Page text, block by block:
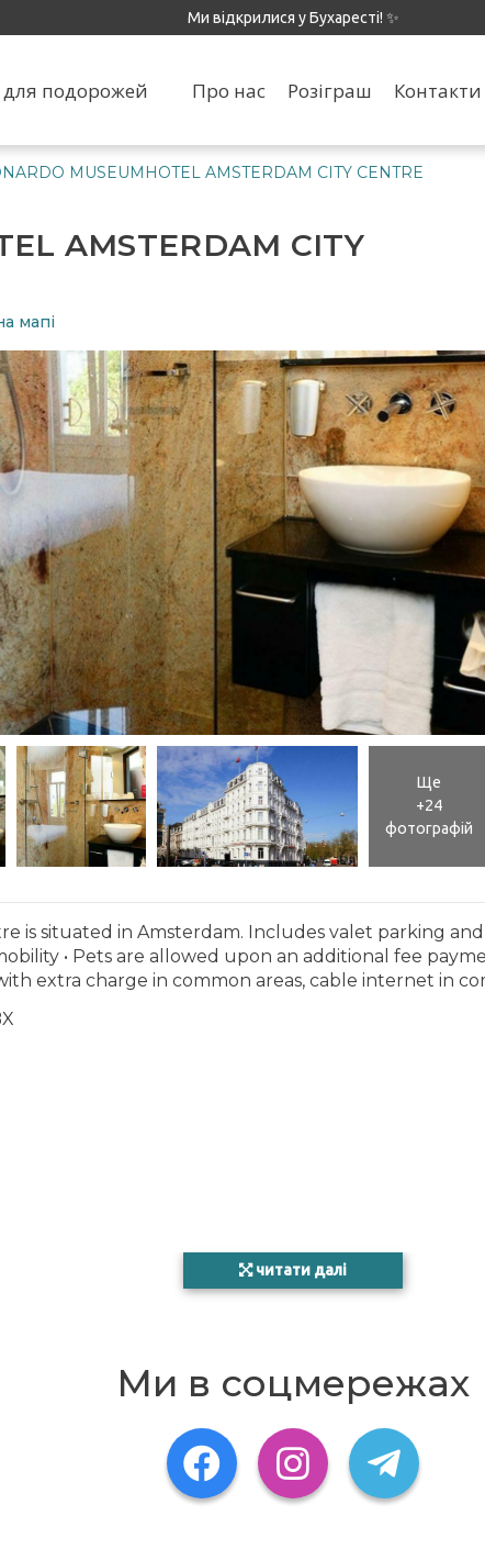
Ми відкрилися у Бухаресті! ✨
для подорожей Про нас Розіграш Контакти
MUSEUMHOTEL AMSTERDAM CITY CENTRE
AMSTERDAM CITY
мапі
Ще
+24
фотографій
is situated in Amsterdam. Includes valet parking and
• Pets are allowed upon an additional fee
extra charge in common areas, cable internet in
читати далі
Ми в соцмережах